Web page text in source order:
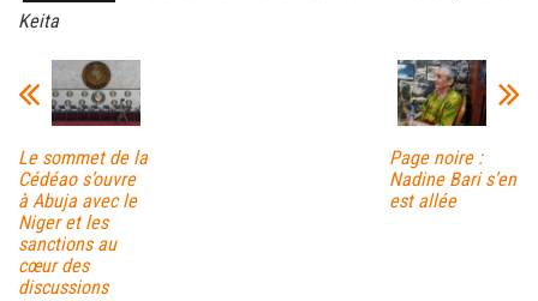
Keita
Le sommet de la
Cédéao s’ouvre
à Abuja avec le
Niger et les
sanctions au
cœur des
discussions
Page noire :
Nadine Bari s’en
est allée